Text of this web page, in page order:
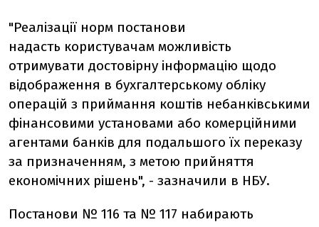
"Реалізації норм постанови
надасть користувачам можливість
отримувати достовірну інформацію щодо
відображення в бухгалтерському обліку
операцій з приймання коштів небанківськими
фінансовими установами або комерційними
агентами банків для подальшого їх переказу
за призначенням, з метою прийняття
економічних рішень", - зазначили в НБУ.
Постанови № 116 та № 117 набирають